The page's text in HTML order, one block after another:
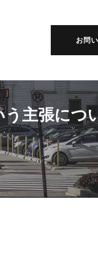
お問
主張につ